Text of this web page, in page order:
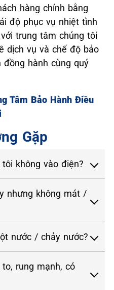
hàng chính bằng
độ phục vụ nhiệt tình
trung tâm chúng tôi
dịch vụ và chế độ bảo
đồng hành cùng quý
Tâm Bảo Hành Điều
Gặp
không vào điện?
nhưng không mát /
nước / chảy nước?
rung mạnh, có